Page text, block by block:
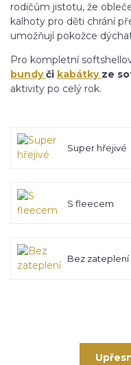
rodičům jistotu, že
kalhoty pro děti chrání
umožňují pokožce
Pro kompletní
bundyči kabátky ze
aktivity po celý rok.
Super hřejivé
S fleecem
Bez zateplení